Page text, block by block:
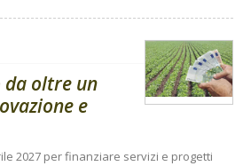
da oltre un
e
2027 per finanziare servizi e progetti